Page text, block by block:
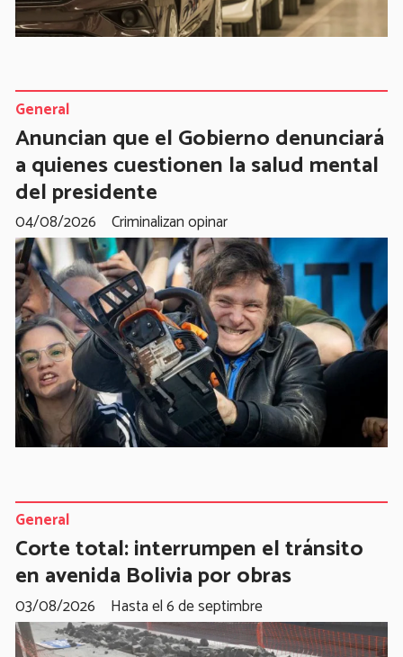
Anuncian que el Gobierno denunciará
a quienes cuestionen la salud mental
del presidente
Criminalizan opinar
General
04/08/2026
Corte total: interrumpen el tránsito
en avenida Bolivia por obras
Hasta el 6 de septimbre
General
03/08/2026